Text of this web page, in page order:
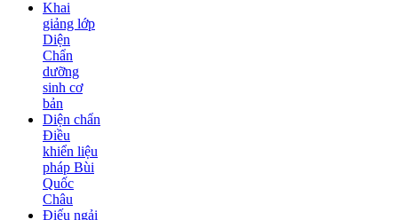
Khai
giảng lớp
Diện
Chẩn
dưỡng
sinh cơ
bản
Diện chẩn
Điều
khiển liệu
pháp Bùi
Quốc
Châu
Điếu ngải